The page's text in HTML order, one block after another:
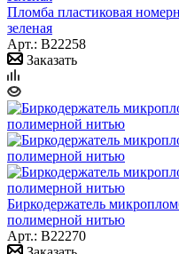
Пломба пластиковая
зеленая
Арт.: B22258
Заказать
Биркодержатель
полимерной нитью
Арт.: B22270